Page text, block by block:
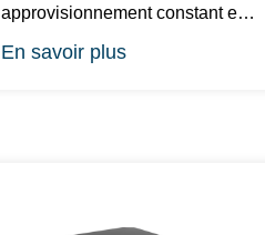
approvisionnement constant en
eau sans avoir besoin d'éle...
En savoir plus